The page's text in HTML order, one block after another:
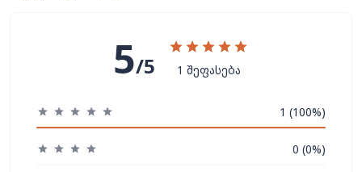
5/5 1 შეფასება
1 (100%)
0 (0%)